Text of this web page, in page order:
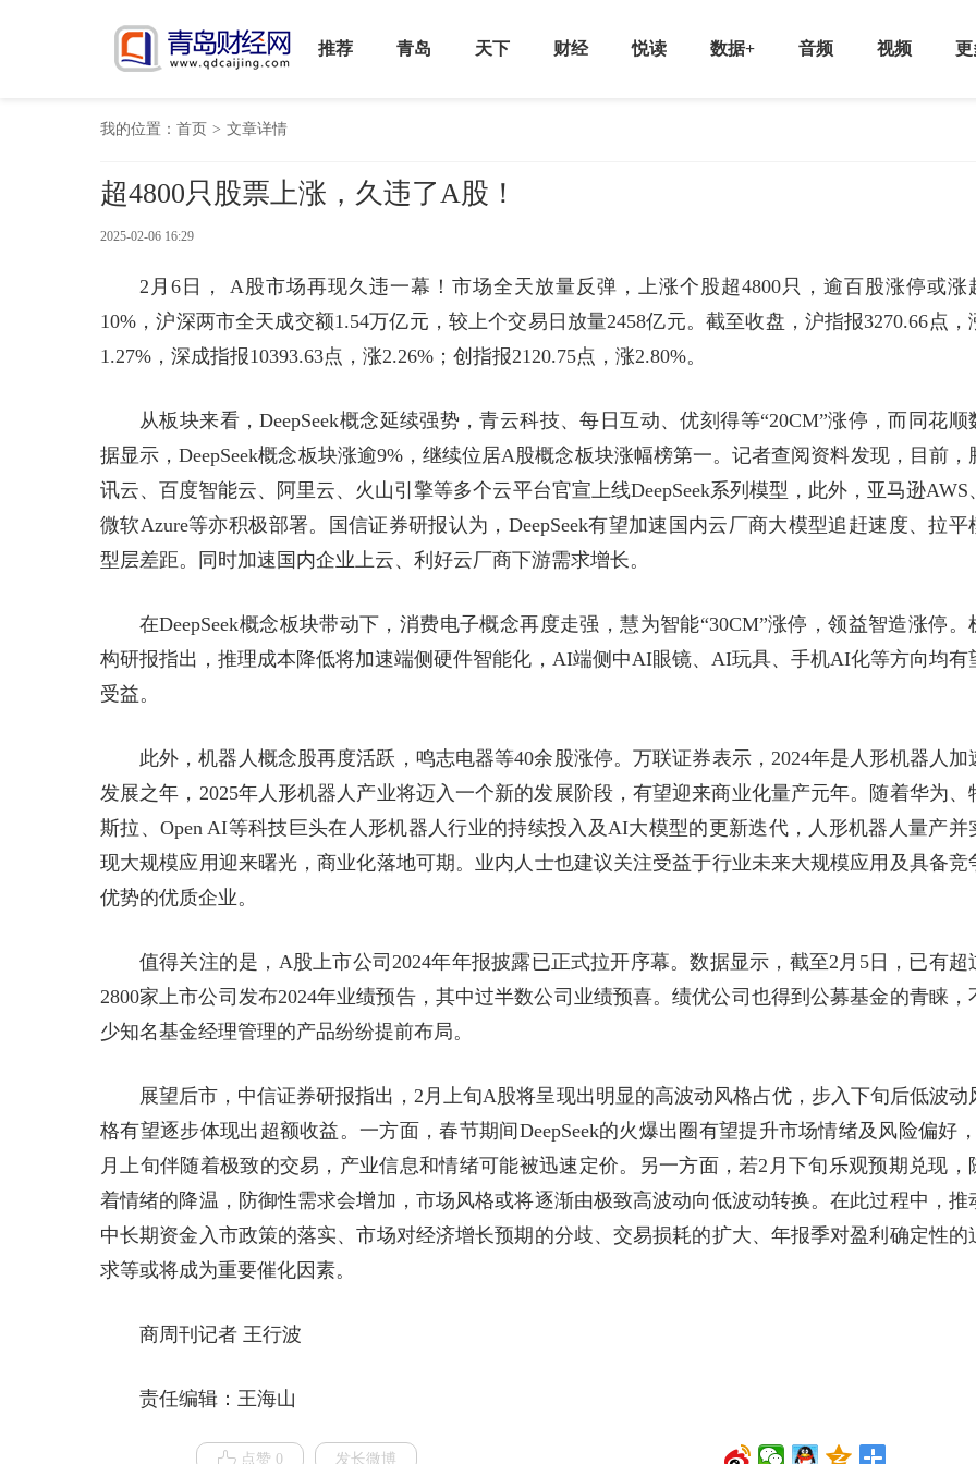
推荐 青岛 天下 财经 悦读 数据+ 音频 视频 更
我的位置： 首页 > 文章详情
超4800只股票上涨，久违了A股！
2025-02-06 16:29
2月6日， A股市场再现久违一幕！市场全天放量反弹，上涨个股超4800只，逾百股涨停或涨
10%，沪深两市全天成交额1.54万亿元，较上个交易日放量2458亿元。截至收盘，沪指报3270.66点，
1.27%，深成指报10393.63点，涨2.26%；创指报2120.75点，涨2.80%。
从板块来看，DeepSeek概念延续强势，青云科技、每日互动、优刻得等“20CM”涨停，而同花顺
据显示，DeepSeek概念板块涨逾9%，继续位居A股概念板块涨幅榜第一。记者查阅资料发现，目前，
讯云、百度智能云、阿里云、火山引擎等多个云平台官宣上线DeepSeek系列模型，此外，亚马逊AWS、
微软Azure等亦积极部署。国信证券研报认为，DeepSeek有望加速国内云厂商大模型追赶速度、拉平
型层差距。同时加速国内企业上云、利好云厂商下游需求增长。
在DeepSeek概念板块带动下，消费电子概念再度走强，慧为智能“30CM”涨停，领益智造涨停。
构研报指出，推理成本降低将加速端侧硬件智能化，AI端侧中AI眼镜、AI玩具、手机AI化等方向均有
受益。
此外，机器人概念股再度活跃，鸣志电器等40余股涨停。万联证券表示，2024年是人形机器人加
发展之年，2025年人形机器人产业将迈入一个新的发展阶段，有望迎来商业化量产元年。随着华为、
斯拉、Open AI等科技巨头在人形机器人行业的持续投入及AI大模型的更新迭代，人形机器人量产并
现大规模应用迎来曙光，商业化落地可期。业内人士也建议关注受益于行业未来大规模应用及具备竞
优势的优质企业。
值得关注的是，A股上市公司2024年年报披露已正式拉开序幕。数据显示，截至2月5日，已有超
2800家上市公司发布2024年业绩预告，其中过半数公司业绩预喜。绩优公司也得到公募基金的青睐，
少知名基金经理管理的产品纷纷提前布局。
展望后市，中信证券研报指出，2月上旬A股将呈现出明显的高波动风格占优，步入下旬后低波动
格有望逐步体现出超额收益。一方面，春节期间DeepSeek的火爆出圈有望提升市场情绪及风险偏好
月上旬伴随着极致的交易，产业信息和情绪可能被迅速定价。另一方面，若2月下旬乐观预期兑现，
着情绪的降温，防御性需求会增加，市场风格或将逐渐由极致高波动向低波动转换。在此过程中，推
中长期资金入市政策的落实、市场对经济增长预期的分歧、交易损耗的扩大、年报季对盈利确定性的
求等或将成为重要催化因素。
商周刊记者 王行波
责任编辑：王海山
点赞 0 发长微博